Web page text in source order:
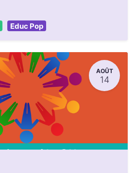
Educ Pop
AOÛT
14